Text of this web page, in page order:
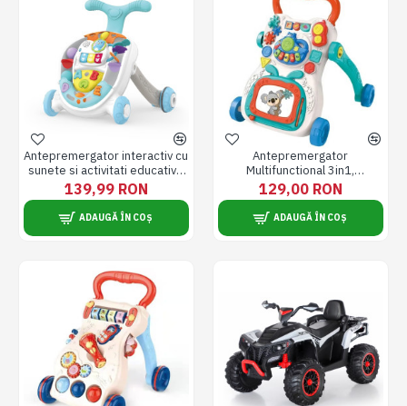
Antepremergator interactiv cu
sunete si activitati educative
ABC
139,99 RON
ADAUGĂ ÎN COȘ
Antepremergator
Multifunctional 3in1,
Premergator Centru de
Activitati Muzical, Jucarii si
Forme Detasabile, Tabla de
Scris, Pian, Lumini si Sunete,
129,00 RON
ADAUGĂ ÎN COȘ